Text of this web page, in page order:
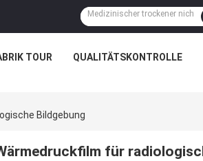
TOUR QUALITÄTSKONTROLLE
Bildgebung
für